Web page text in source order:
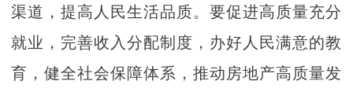
渠道，提高人民生活品质。要促进高质量充分
就业，完善收入分配制度，办好人民满意的教
育，健全社会保障体系，推动房地产高质量发